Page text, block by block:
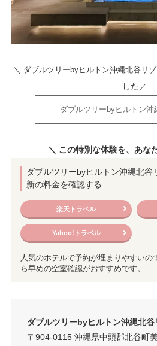
＼ ダブルツリーbyヒルトン沖縄北谷リゾ
した ／
ダブルツリーbyヒルトン沖
＼ この特別な体験を、あな
ダブルツリーbyヒルトン沖縄北谷
新の料金を確認する
楽天トラベル
Yahoo!トラベル
人気のホテルで予約が埋まりやすいの
ら早めの空室確認がおすすめです。
ダブルツリーbyヒルトン沖縄北谷
〒904-0115 沖縄県中頭郡北谷町